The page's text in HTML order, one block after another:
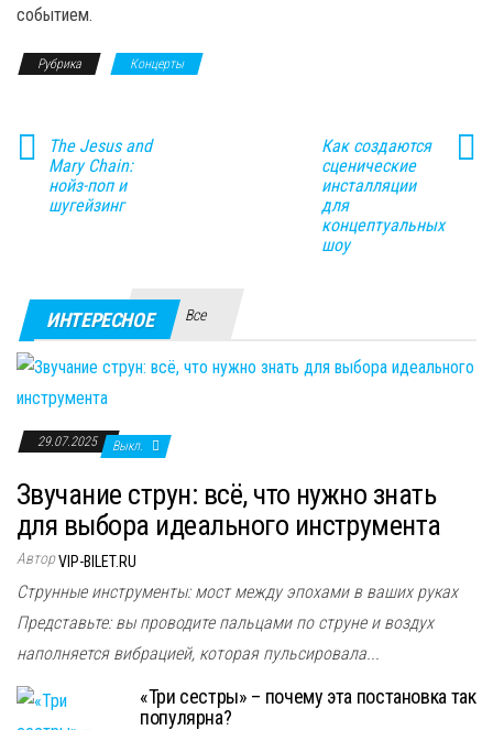
событием.
Рубрика Концерты
The Jesus and
Mary Chain:
нойз-поп и
шугейзинг
Как создаются
сценические
инсталляции
для
концептуальных
шоу
ИНТЕРЕСНОЕ Все
29.07.2025 Выкл.
Звучание струн: всё, что нужно знать
для выбора идеального инструмента
АвторVIP-BILET.RU
Струнные инструменты: мост между эпохами в ваших руках
Представьте: вы проводите пальцами по струне и воздух
наполняется вибрацией, которая пульсировала...
«Три сестры» – почему эта постановка так
популярна?